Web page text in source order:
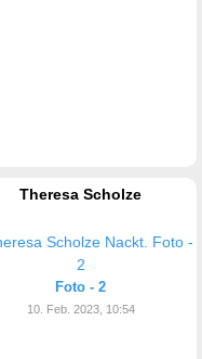
Theresa Scholze
Foto - 2
10. Feb. 2023, 10:54